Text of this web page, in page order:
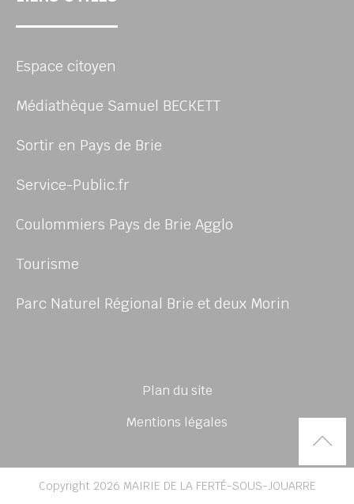
Espace citoyen
Médiathèque Samuel BECKETT
Sortir en Pays de Brie
Service-Public.fr
Coulommiers Pays de Brie Agglo
Tourisme
Parc Naturel Régional Brie et deux Morin
Plan du site
Mentions légales
Copyright 2026 MAIRIE DE LA FERTÉ-SOUS-JOUARRE